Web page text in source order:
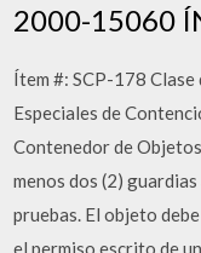
2000-15060
Ítem #: SCP-178
Especiales de
Contenedor de
menos dos (2)
pruebas. El objeto
el permiso escrito de